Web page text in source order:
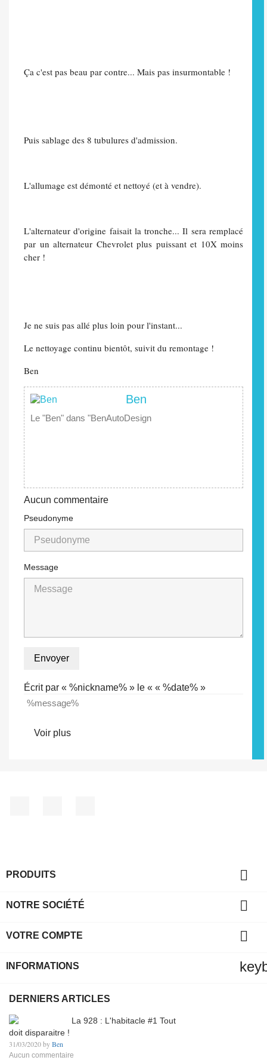
Ça c'est pas beau par contre... Mais pas insurmontable !
Puis sablage des 8 tubulures d'admission.
L'allumage est démonté et nettoyé (et à vendre).
L'alternateur d'origine faisait la tronche... Il sera remplacé
par un alternateur Chevrolet plus puissant et 10X moins
cher !
Je ne suis pas allé plus loin pour l'instant...
Le nettoyage continu bientôt, suivit du remontage !
Ben
Ben
Le "Ben" dans "BenAutoDesign
Aucun commentaire
Pseudonyme
Message
Envoyer
Écrit par « %nickname% » le « « %date% »
%message%
Voir plus
PRODUITS 
NOTRE SOCIÉTÉ 
VOTRE COMPTE 
INFORMATIONS
DERNIERS ARTICLES
La 928 : L'habitacle #1 Tout
doit disparaitre !
31/03/2020 byBen
Aucun commentaire